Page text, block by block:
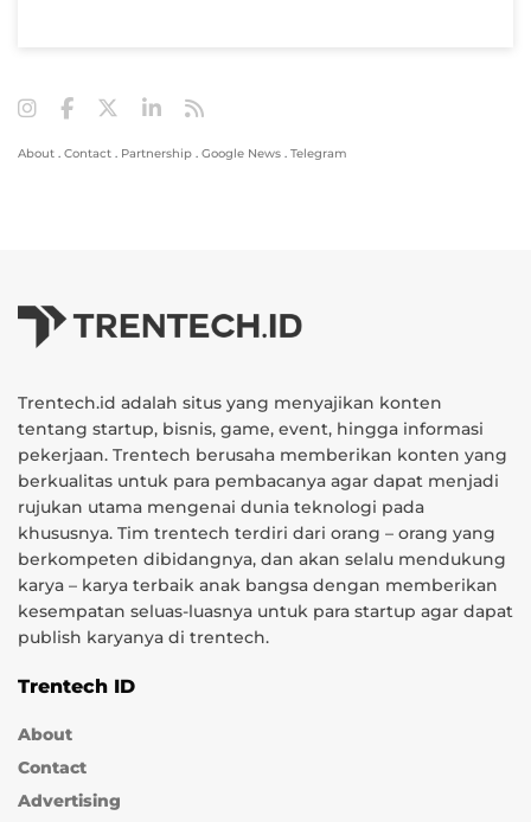
About . Contact . Partnership . Google News . Telegram
Trentech.id adalah situs yang menyajikan konten
tentang startup, bisnis, game, event, hingga informasi
pekerjaan. Trentech berusaha memberikan konten yang
berkualitas untuk para pembacanya agar dapat menjadi
rujukan utama mengenai dunia teknologi pada
khususnya. Tim trentech terdiri dari orang – orang yang
berkompeten dibidangnya, dan akan selalu mendukung
karya – karya terbaik anak bangsa dengan memberikan
kesempatan seluas-luasnya untuk para startup agar dapat
publish karyanya di trentech.
Trentech ID
About
Contact
Advertising